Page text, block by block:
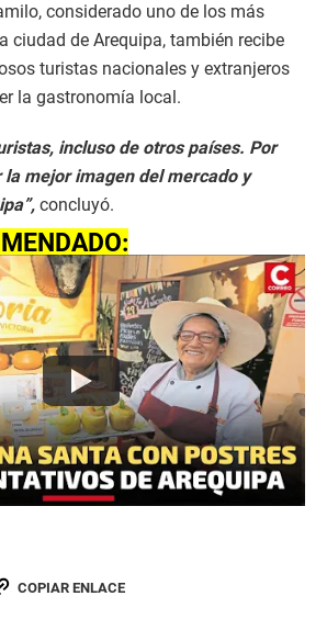
considerado uno de los más
ciudad de Arequipa, también recibe
turistas nacionales y extranjeros
la gastronomía local.
incluso de otros países. Por
la mejor imagen del mercado y
concluyó.
COPIAR ENLACE